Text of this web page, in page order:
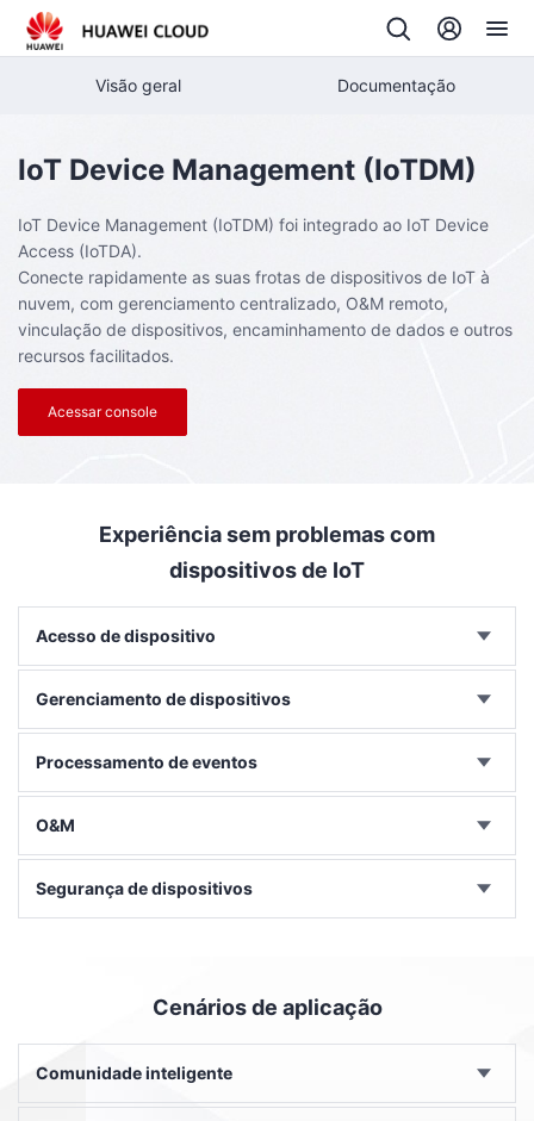
Visão geral Documentação
IoT Device Management (IoTDM)
IoT Device Management (IoTDM) foi integrado ao IoT Device
Access (IoTDA).
Conecte rapidamente as suas frotas de dispositivos de IoT à
nuvem, com gerenciamento centralizado, O&M remoto,
vinculação de dispositivos, encaminhamento de dados e outros
recursos facilitados.
Acessar console
Experiência sem problemas com
dispositivos de IoT
Acesso de dispositivo
Gerenciamento de dispositivos
Processamento de eventos
O&M
Segurança de dispositivos
Cenários de aplicação
Comunidade inteligente